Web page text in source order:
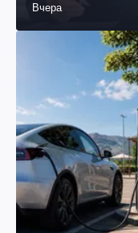
Вчера